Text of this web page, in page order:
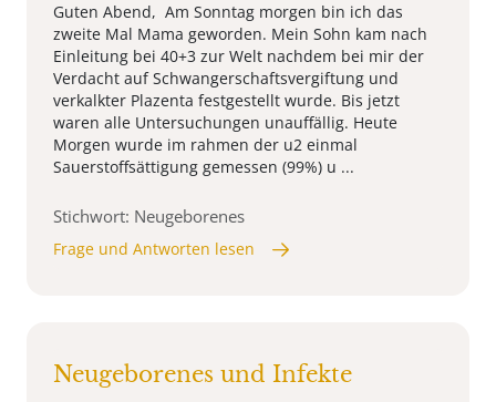
Guten Abend, Am Sonntag morgen bin ich das
zweite Mal Mama geworden. Mein Sohn kam nach
Einleitung bei 40+3 zur Welt nachdem bei mir der
Verdacht auf Schwangerschaftsvergiftung und
verkalkter Plazenta festgestellt wurde. Bis jetzt
waren alle Untersuchungen unauffällig. Heute
Morgen wurde im rahmen der u2 einmal
Sauerstoffsättigung gemessen (99%) u ...
Stichwort: Neugeborenes
Frage und Antworten lesen
Neugeborenes und Infekte